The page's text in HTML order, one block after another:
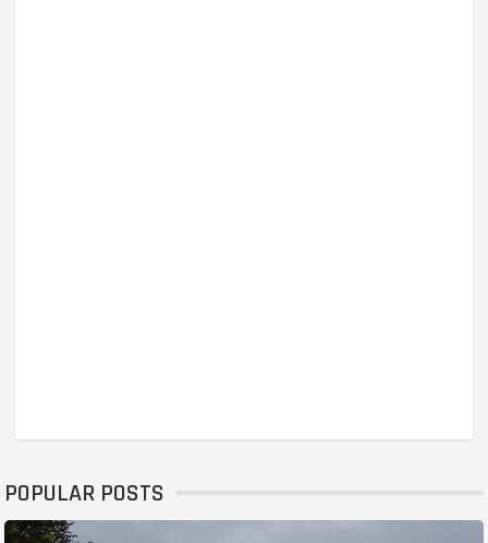
POPULAR POSTS